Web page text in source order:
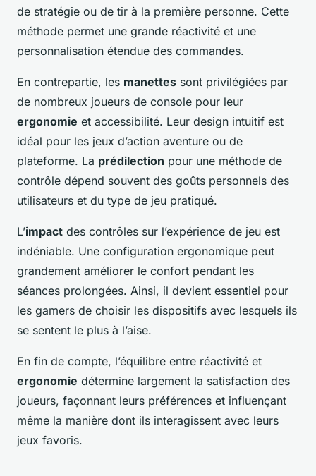
de stratégie ou de tir à la première personne. Cette
méthode permet une grande réactivité et une
personnalisation étendue des commandes.
En contrepartie, les manettes sont privilégiées par
de nombreux joueurs de console pour leur
ergonomie et accessibilité. Leur design intuitif est
idéal pour les jeux d’action aventure ou de
plateforme. La prédilection pour une méthode de
contrôle dépend souvent des goûts personnels des
utilisateurs et du type de jeu pratiqué.
L’impact des contrôles sur l’expérience de jeu est
indéniable. Une configuration ergonomique peut
grandement améliorer le confort pendant les
séances prolongées. Ainsi, il devient essentiel pour
les gamers de choisir les dispositifs avec lesquels ils
se sentent le plus à l’aise.
En fin de compte, l’équilibre entre réactivité et
ergonomie détermine largement la satisfaction des
joueurs, façonnant leurs préférences et influençant
même la manière dont ils interagissent avec leurs
jeux favoris.